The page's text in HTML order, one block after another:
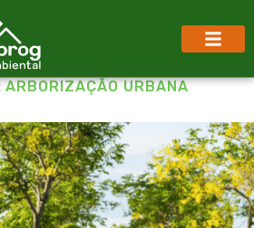
ARBORIZAÇÃO URBANA